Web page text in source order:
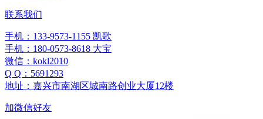
联系我们
手机：133-9573-1155 凯歌
手机：180-0573-8618 大宝
微信：kokl2010
Q Q：5691293
地址：嘉兴市南湖区城南路创业大厦12楼
加微信好友